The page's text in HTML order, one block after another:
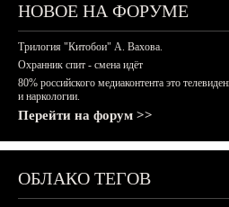
НОВОЕ НА ФОРУМЕ
Трилогия "Китобои" А. Вахова.
Охранник спит - смена идёт
80% российского медиаконтента это
и наркологии.
Перейти на форум >>
ОБЛАКО ТЕГОВ